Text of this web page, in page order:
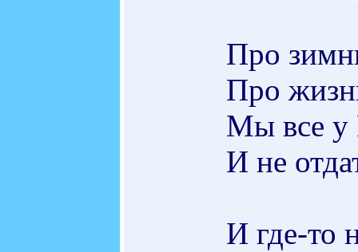
Про
Про
Мы все у
И не
И где-то